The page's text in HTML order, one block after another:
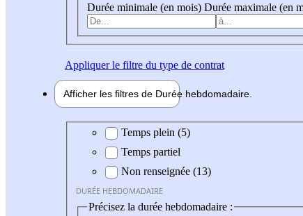
Durée minimale (en mois) Durée maximale (en
Appliquerle filtre du type de contrat
Afficher les filtres de Durée hebdomadaire
Durée hebdomadaire
Temps plein (5)
Temps partiel
Non renseignée (13)
DURÉE HEBDOMADAIRE
Précisez la durée hebdomadaire :